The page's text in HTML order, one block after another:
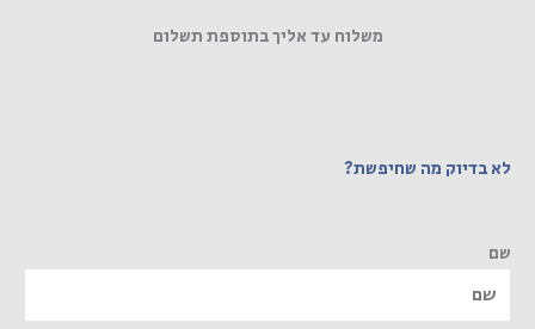
משלוח עד אליך בתוספת תשלום
לא בדיוק מה שחיפשת?
שם